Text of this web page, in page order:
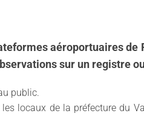
aéroportuaires
sur un registre
public.
locaux de la préfecture du